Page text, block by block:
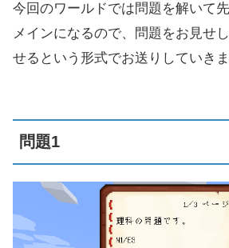
今回のワールドでは問題を解いて
メインになるので、問題をお見せ
せるという形式でお送りしていきま
問題1